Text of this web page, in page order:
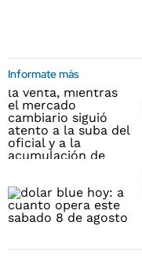
Informate más